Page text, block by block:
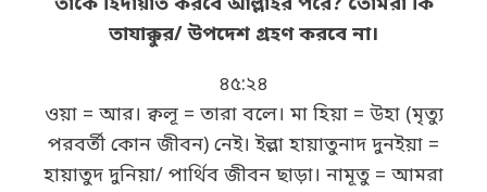
তাযাক্কুর/ উপদেশ গ্রহণ করবে না।
৪৫:২৪
ওয়া = আর। ক্বলূ = তারা বলে। মা হিয়া = উহা (মৃত্যু
পরবর্তী কোন জীবন) নেই। ইল্লা হায়াতুনাদ দুনইয়া =
হায়াতুদ দুনিয়া/ পার্থিব জীবন ছাড়া। নামূতু = আমরা